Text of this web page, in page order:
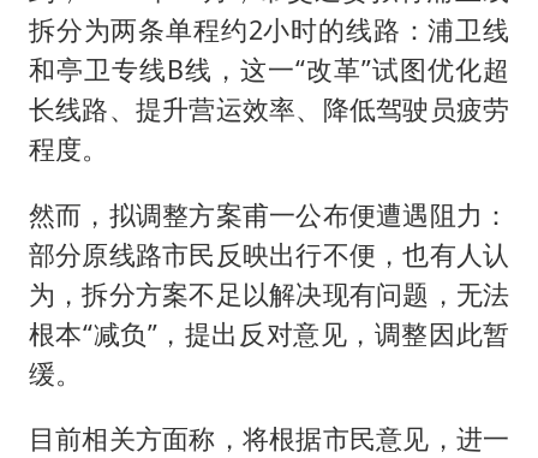
拆分为两条单程约2小时的线路：浦卫线
和亭卫专线B线，这一“改革”试图优化超
长线路、提升营运效率、降低驾驶员疲劳
程度。
然而，拟调整方案甫一公布便遭遇阻力：
部分原线路市民反映出行不便，也有人认
为，拆分方案不足以解决现有问题，无法
根本“减负”，提出反对意见，调整因此暂
缓。
目前相关方面称，将根据市民意见，进一